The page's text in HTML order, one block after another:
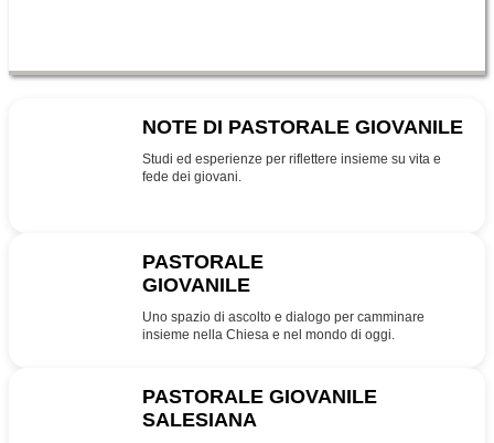
NOTE DI PASTORALE GIOVANILE
Studi ed esperienze per riflettere insieme su vita e
fede dei giovani.
PASTORALE
GIOVANILE
Uno spazio di ascolto e dialogo per camminare
insieme nella Chiesa e nel mondo di oggi.
PASTORALE GIOVANILE
SALESIANA